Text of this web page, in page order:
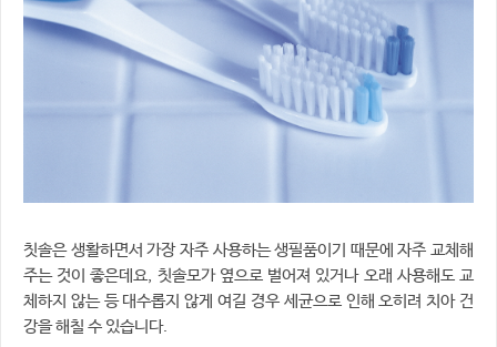
칫솔은 생활하면서 가장 자주 사용하는 생필품이기 때문에 자주 교체해
주는 것이 좋은데요, 칫솔모가 옆으로 벌어져 있거나 오래 사용해도 교
체하지 않는 등 대수롭지 않게 여길 경우 세균으로 인해 오히려 치아 건
강을 해칠 수 있습니다.